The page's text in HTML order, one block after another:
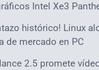
Intel Xe3
histórico! Linux
de mercado en PC
2.5 promete